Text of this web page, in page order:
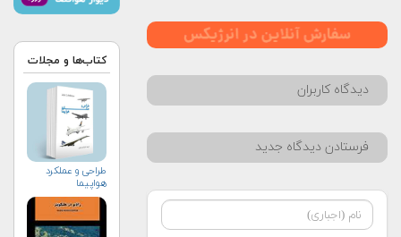
دیدگاه کاربران
فرستادن دیدگاه جدید
کتاب‌ها و مجلات
طراحی و عملکرد
هواپیما